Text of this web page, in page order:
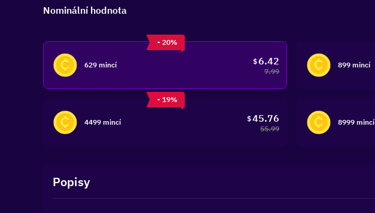
Nominální hodnota
- 20%
629 mincí $6.42
7.99
899 mincí
- 19%
4499 mincí $45.76
55.99
8999 mincí
Popisy